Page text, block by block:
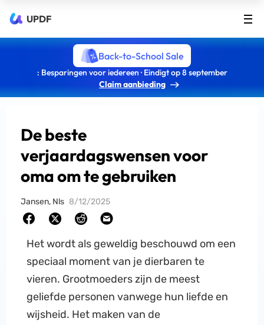
UPDF
Back-to-School Sale
: Besparingen voor iedereen · Eindigt op 8 september
Claim aanbieding
De beste
verjaardagswensen voor
oma om te gebruiken
Jansen, Nls 8/12/2025
Het wordt als geweldig beschouwd om een
speciaal moment van je dierbaren te
vieren. Grootmoeders zijn de meest
geliefde personen vanwege hun liefde en
wijsheid. Het maken van de